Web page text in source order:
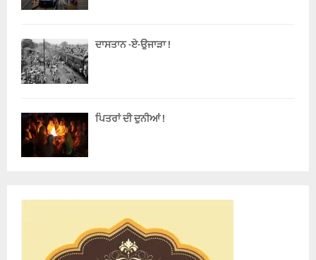
ਦਾਸਤਾਨ -ਏ-ਉਜਾੜਾ !
ਪਿਤਰਾਂ ਦੀ ਦੁਨੀਆਂ !